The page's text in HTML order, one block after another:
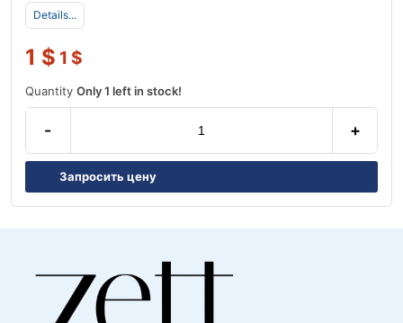
Details...
1 $ 1 $
Quantity Only 1 left in stock!
- +
Запросить цену